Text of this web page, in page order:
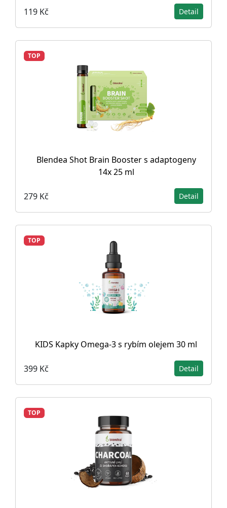
119 Kč Detail
TOP
Blendea Shot Brain Booster s adaptogeny
14x 25 ml
279 Kč Detail
TOP
KIDS Kapky Omega-3 s rybím olejem 30 ml
399 Kč Detail
TOP